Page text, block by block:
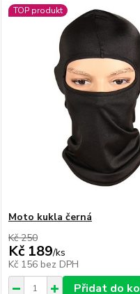
TOP produkt
Moto kukla černá
Kč 250
Kč 189/ks
Kč 156 bez DPH
Přidat do